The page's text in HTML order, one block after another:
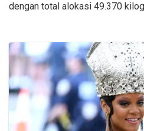
dengan total alokasi 49.370